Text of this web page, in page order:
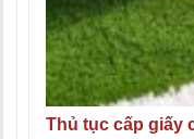
Thủ tục cấp giấy